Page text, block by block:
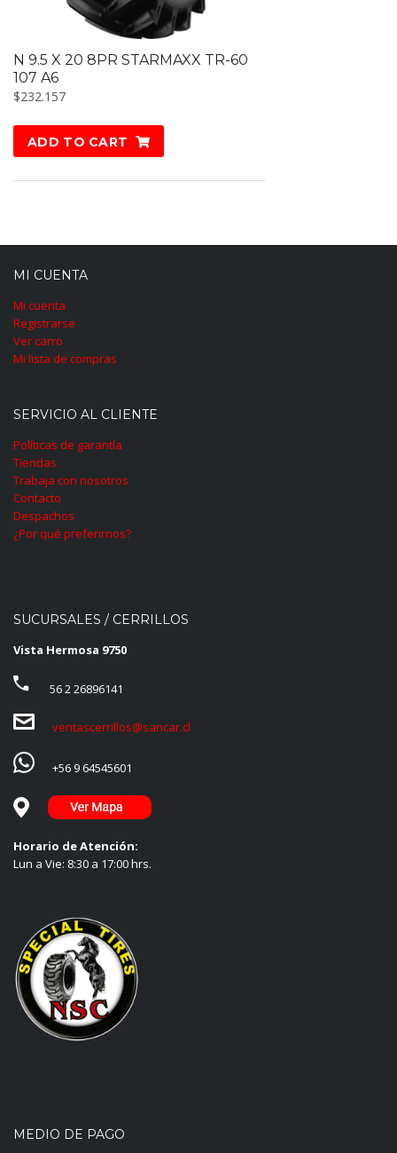
N 9.5 X 20 8PR STARMAXX TR-60
107 A6
$232.157
ADD TO CART
MI CUENTA
Mi cuenta
Registrarse
Ver carro
Mi lista de compras
SERVICIO AL CLIENTE
Políticas de garantía
Tiendas
Trabaja con nosotros
Contacto
Despachos
¿Por qué preferirnos?
SUCURSALES / CERRILLOS
Vista Hermosa 9750
56 2 26896141
ventascerrillos@sancar.cl
+56 9 64545601
Horario de Atención:
Lun a Vie: 8:30 a 17:00 hrs.
MEDIO DE PAGO